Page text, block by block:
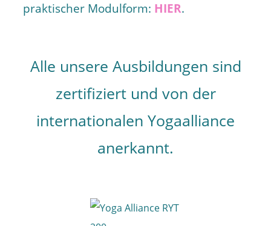
praktischer Modulform: HIER.
Alle unsere Ausbildungen sind
zertifiziert und von der
internationalen Yogaalliance
anerkannt.